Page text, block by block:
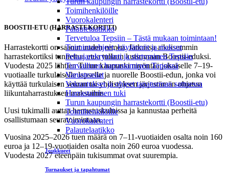
Toimihenkilöille
Vuorokalenteri
Palautelaatikko
Tervetuloa Tepsiin – Tästä mukaan toimintaan!
Toimintaohjeet, käytännöt ja maksut
Pelaajarekrytointi ja siirtyminen Tepsiin
Turvallinen harrastaminen Tepsissä
Varusteasiat
Vakuutukset ja ohjeet tapaturman sattuessa
Harrastamisen tuki
Turun kaupungin harrastekortti (Boostii-etu)
Toimihenkilöille
Vuorokalenteri
Palautelaatikko
Joukkueet
Turnaukset ja tapahtumat
BOOSTII-ETU (HARRASTEKORTTI)
Harrastekortti on saanut uuden nimen. Jatkossa aikaisemmin
harrastekortiksi tunnettua etua tullaan kutsumaan Boostii-eduksi.
Vuodesta 2025 lähtien Turun kaupunki myöntää jokaiselle 7–19-
vuotiaalle turkulaiselle lapselle ja nuorelle Boostii-edun, jonka voi
käyttää turkulaisen seuran tai yhdistyksen järjestämän ohjatun
liikuntaharrastuksen maksuihin.
Uusi tukimalli auttaa harrastuskuluissa ja kannustaa perheitä
osallistumaan seuratoimintaan.
Vuosina 2025–2026 tuen määrä on 7–11-vuotiaiden osalta noin 160
euroa ja 12–19-vuotiaiden osalta noin 260 euroa vuodessa.
Vuodesta 2027 eteenpäin tukisummat ovat suurempia.